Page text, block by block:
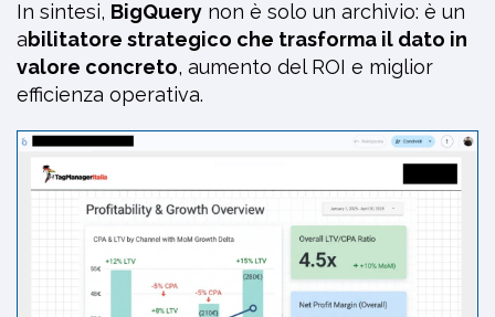
In sintesi, BigQuery non è solo un archivio: è un
abilitatore strategico che trasforma il dato in
valore concreto, aumento del ROI e miglior
efficienza operativa.